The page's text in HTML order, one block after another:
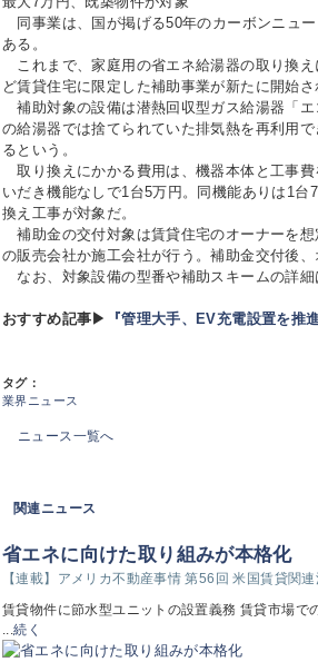
同事業は、国が掲げる50年のカーボンニュ
ある。
これまで、家庭用の省エネ給湯器の取り換
ど賃貸住宅に限定した補助事業が新たに開始さ
補助対象の設備は潜熱回収型ガス給湯器「
の給湯器では捨てられていた排気熱を再利用
るという。
取り換えにかかる費用は、機器本体と工事
いだき機能なしで1台5万円。同機能ありは1
換え工事が対象だ。
補助金の交付対象は賃貸住宅のオーナーを
の販売会社か施工会社が行う。補助金交付後
なお、対象設備の型番や補助スキームの詳細
おすすめ記事▶
『管理大手、EV充電設置を推進
タグ：
業界ニュース
ニュース一覧へ
関連ニュース
省エネに向けた取り組みが本格化
【連載】アメリカ不動産事情 第56回 米国賃貸関
賃貸物件に節水型ユニットの設置義務 賃貸市場
...続く